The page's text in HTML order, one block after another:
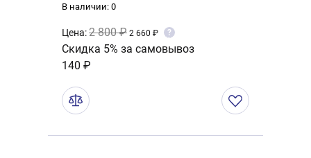
В наличии: 0
Цена:2 800 ₽ 2 660 ₽ ?
Скидка 5% за самовывоз
140 ₽